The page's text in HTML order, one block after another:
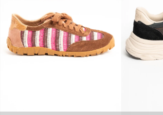
Talle Talle